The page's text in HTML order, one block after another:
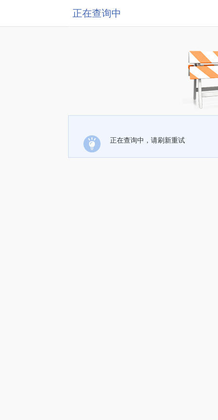
正在查询中
正在查询中，请刷新重试